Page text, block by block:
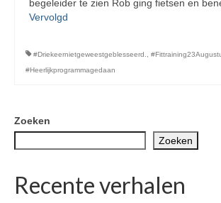
begeleider te zien Rob ging fietsen en
Vervolgd
#Driekeernietgeweestgeblesseerd.
#Heerlijkprogrammagedaan
Zoeken
Zoeken
Recente verhalen